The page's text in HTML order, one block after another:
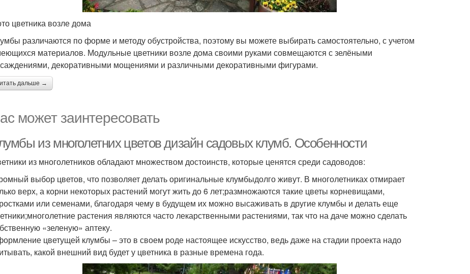
цветника возле дома
различаются по форме и методу обустройства, поэтому вы можете выбирать самостоятельно, с учетом
материалов. Модульные цветники возле дома своими руками совмещаются с зелёными
декоративными мощениями и различными декоративными фигурами.
дальше →
может заинтересовать
из многолетних цветов дизайн садовых клумб. Особенности
из многолетников обладают множеством достоинств, которые ценятся среди садоводов:
выбор цветов, что позволяет делать оригинальные клумбыдолго живут. В многолетниках отмирает
верх, а корни некоторых растений могут жить до 6 лет;размножаются такие цветы корневищами,
или семенами, благодаря чему в будущем их можно высаживать в другие клумбы и делать еще
растения являются часто лекарственными растениями, так что на даче можно сделать
«зеленую» аптеку.
цветущей клумбы – это в своем роде настоящее искусство, ведь даже на стадии проекта надо
какой внешний вид будет у цветника в разные времена года.